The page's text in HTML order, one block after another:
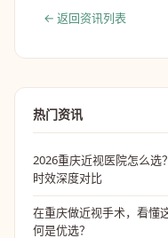
← 返回资讯列表
热门资讯
2026重庆近视医院怎么选
时效深度对比
在重庆做近视手术，看懂
何是优选？